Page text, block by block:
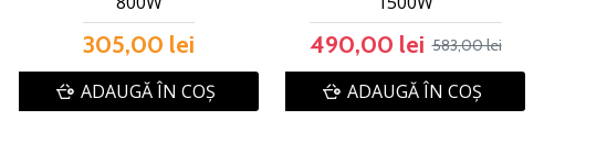
305,00 lei
ADAUGĂ ÎN COŞ
490,00 lei 583,00 lei
ADAUGĂ ÎN COŞ